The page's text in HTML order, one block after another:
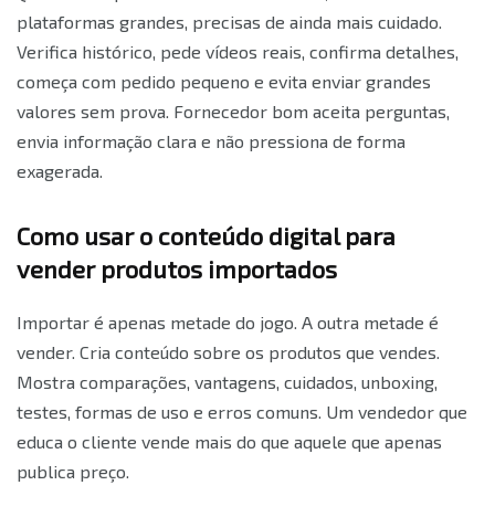
plataformas grandes, precisas de ainda mais cuidado.
Verifica histórico, pede vídeos reais, confirma detalhes,
começa com pedido pequeno e evita enviar grandes
valores sem prova. Fornecedor bom aceita perguntas,
envia informação clara e não pressiona de forma
exagerada.
Como usar o conteúdo digital para
vender produtos importados
Importar é apenas metade do jogo. A outra metade é
vender. Cria conteúdo sobre os produtos que vendes.
Mostra comparações, vantagens, cuidados, unboxing,
testes, formas de uso e erros comuns. Um vendedor que
educa o cliente vende mais do que aquele que apenas
publica preço.